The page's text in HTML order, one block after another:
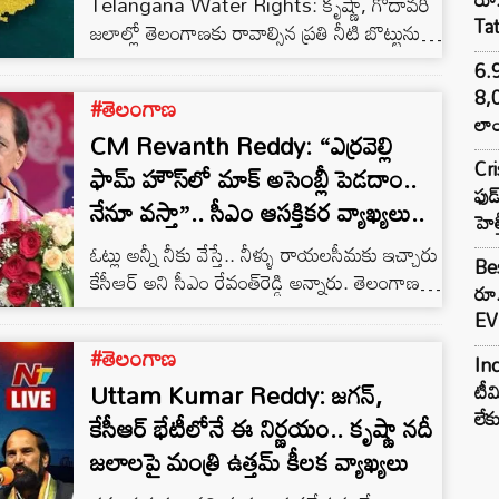
జలాల్లో తెలంగాణకు రావాల్సిన ప్రతి నీటి బొట్టును
సద్వినియోగం చేసుకోవాలని, న్యాయపరంగా
ఒత్తిడి పెంచాలని రాష్ట్ర ముఖ్యమంత్రి ఎ.రేవంత్ రెడ్డి
నిర్ణయించారు. కృష్ణాపై తెలంగాణలో ఉన్న
ప్రాజెక్టులకు వెంటనే క్లియరెన్స్ ఇవ్వాలని, నీటి
కేటాయింపులతో పాటు ప్రాజెక్టుల నిర్మాణానికి ఆర్థిక
సాయం అందించాలని కేంద్ర ప్రభుత్వాన్ని
కోరనున్నారు.
#తెలంగాణ
CM Revanth Reddy: “ఎర్రవెల్లి
ఫామ్ హౌస్‌లో మాక్ అసెంబ్లీ పెడదాం..
నేనూ వస్తా”.. సీఎం ఆసక్తికర వ్యాఖ్యలు..
ఓట్లు అన్నీ నీకు వేస్తే.. నీళ్ళు రాయలసీమకు ఇచ్చారు
కేసీఆర్ అని సీఎం రేవంత్‌రెడ్డి అన్నారు. తెలంగాణ
జాతిపిత అని చెప్పుకునే ప్రయత్నం చేస్తున్నారు కదా..
ప్రశ్నించారు. నల్గొండకు కోతలు... రంగారెడ్డి కి నీళ్ళు
ఇవ్వలేదన్నారు.. గోదావరి నీళ్లు రాయలసీమ
తీసుకుపోతే తప్పులేదు అన్నారని చెప్పారు. పొద్దున్న
క్లబ్.. రాత్రి ఐతే పబ్బుల్లో చర్చ చేయాలని
చూస్తున్నారని సంచలన వ్యాఖ్యలు చేశారు..
#తెలంగాణ
Uttam Kumar Reddy: జగన్,
కేసీఆర్ భేటీలోనే ఈ నిర్ణయం.. కృష్ణా నదీ
జలాలపై మంత్రి ఉత్తమ్ కీలక వ్యాఖ్యలు